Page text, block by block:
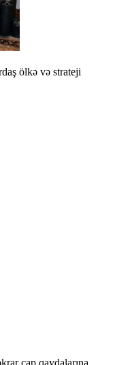
ölkə və strateji
çap qaydalarına